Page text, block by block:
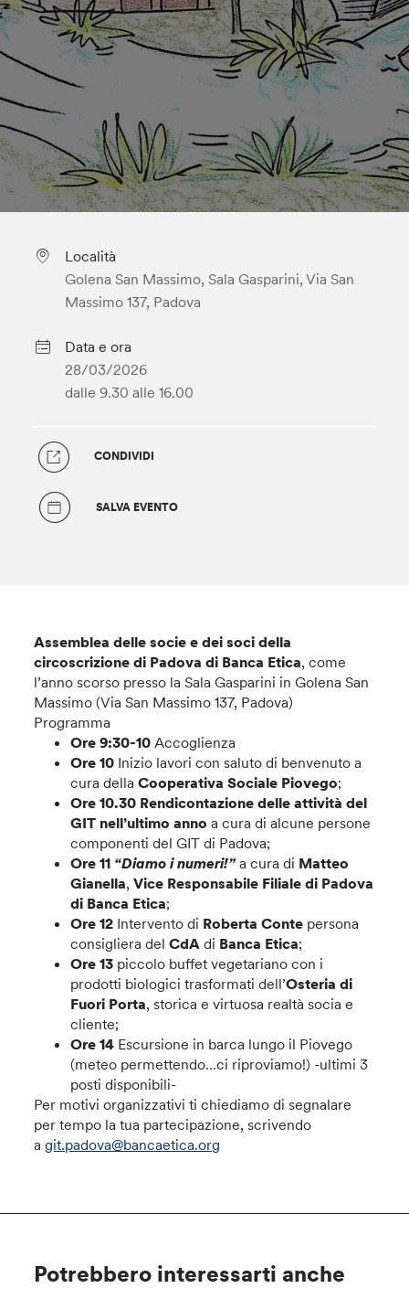
Località
Golena San Massimo, Sala Gasparini, Via San
Massimo 137, Padova
Data e ora
28/03/2026
dalle 9.30 alle 16.00
CONDIVIDI
SALVA EVENTO
Assemblea delle socie e dei soci della
circoscrizione di Padova di Banca Etica, come
l’anno scorso presso la Sala Gasparini in Golena San
Massimo (Via San Massimo 137, Padova)
Programma
Ore 9:30-10 Accoglienza
Ore 10 Inizio lavori con saluto di benvenuto a
cura dellaCooperativa Sociale Piovego;
Ore 10.30 Rendicontazione delle attività del
GIT nell’ultimo anno a cura di alcune persone
componenti del GIT di Padova;
Ore 11 “Diamo i numeri!” a cura di Matteo
Gianella,Vice Responsabile Filiale di Padova
di Banca Etica;
Ore 12 Intervento di Roberta Conte persona
consigliera delCdA di Banca Etica;
Ore 13 piccolo buffet vegetariano con i
prodotti biologici trasformati dell’Osteria di
Fuori Porta, storica e virtuosa realtà socia e
cliente;
Ore 14 Escursione in barca lungo il Piovego
(meteo permettendo…ci riproviamo!) -ultimi 3
posti disponibili-
Per motivi organizzativi ti chiediamo di segnalare
per tempo la tua partecipazione, scrivendo
agit.padova@bancaetica.org
Potrebbero interessarti anche